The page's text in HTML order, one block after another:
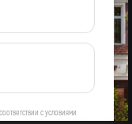
с условиями